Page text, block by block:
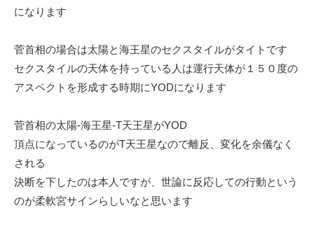
になります
菅首相の場合は太陽と海王星のセクスタイルがタイトです
セクスタイルの天体を持っている人は運行天体が１５０度の
アスペクトを形成する時期にYODになります
菅首相の太陽-海王星-T天王星がYOD
頂点になっているのがT天王星なので離反、変化を余儀なく
される
決断を下したのは本人ですが、世論に反応しての行動という
のが柔軟宮サインらしいなと思います